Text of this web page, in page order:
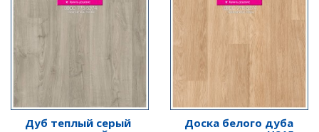
Дуб теплый серый
Доска белого дуба